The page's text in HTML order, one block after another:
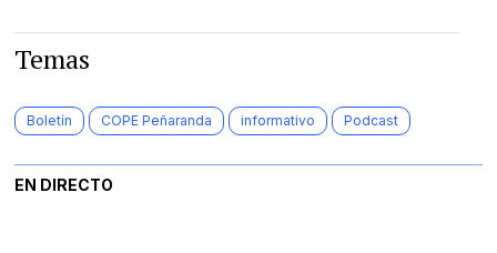
Temas
Boletín COPE Peñaranda informativo Podcast
EN DIRECTO